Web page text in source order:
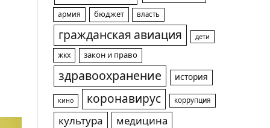
армия бюджет власть
гражданская авиация дети
жкх закон и право
здравоохранение история
кино коронавирус коррупция
культура медицина